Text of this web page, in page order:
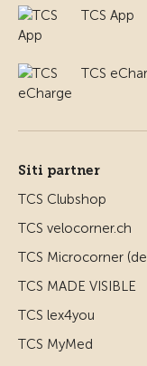
TCS App
TCS
Siti partner
TCS Clubshop
TCS velocorner.ch
TCS Microcorner
TCS MADE VISIBLE
TCS lex4you
TCS MyMed